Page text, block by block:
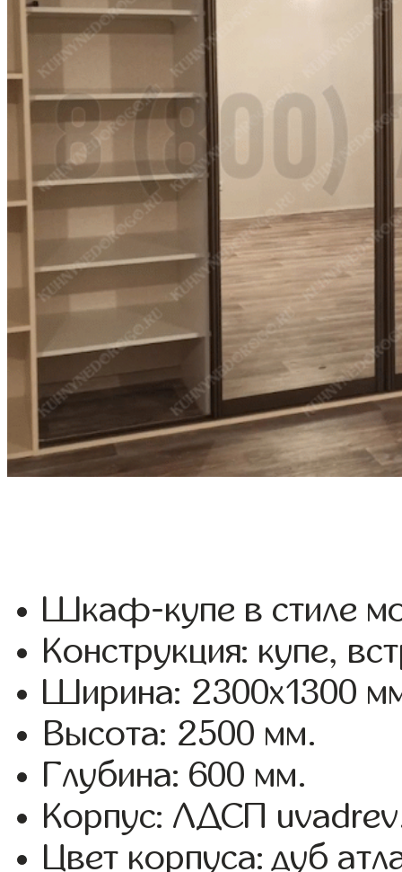
Шкаф-купе в стиле
Конструкция: купе,
Ширина: 2300x1300
Высота: 2500 мм.
Глубина: 600 мм.
Корпус: ЛДСП
Цвет корпуса: дуб